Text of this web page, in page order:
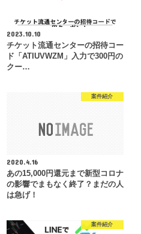
2023.10.10
チケット流通センターの招待コー
ド「ATIUVWZM」入力で300円の
クー…
案件紹介
2020.4.16
あの15,000円還元まで新型コロナ
の影響でまもなく終了？まだの人
は急げ！
案件紹介